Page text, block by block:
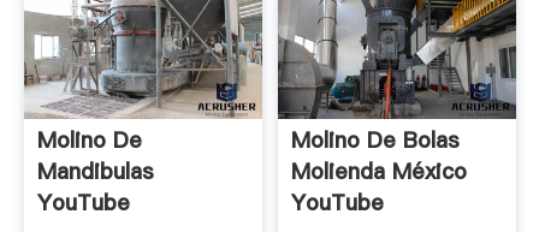
Molino De
Mandibulas
YouTube
Molino De Bolas
Molienda México
YouTube